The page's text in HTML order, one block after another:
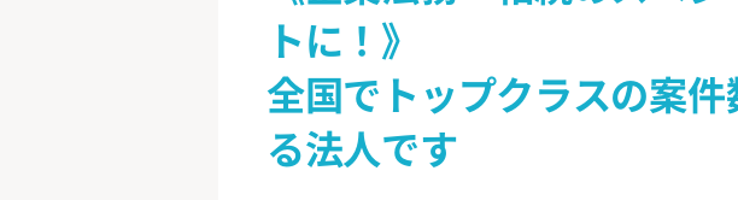
トに！》
全国でトップクラスの案
る法人です